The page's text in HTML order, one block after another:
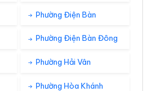
Phường Điện Bàn
Phường Điện Bàn Đông
Phường Hải Vân
Phường Hòa Khánh